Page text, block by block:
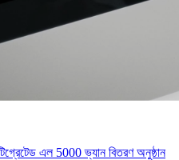
এল 5000 ভ্যান বিতরণ অনুষ্ঠান